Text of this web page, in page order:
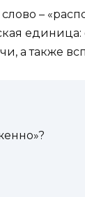
–
а также